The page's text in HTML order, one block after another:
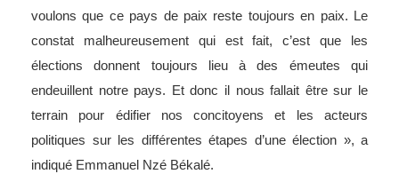
voulons que ce pays de paix reste toujours en paix. Le
constat malheureusement qui est fait, c’est que les
élections donnent toujours lieu à des émeutes qui
endeuillent notre pays. Et donc il nous fallait être sur le
terrain pour édifier nos concitoyens et les acteurs
politiques sur les différentes étapes d’une élection », a
indiqué Emmanuel Nzé Békalé.